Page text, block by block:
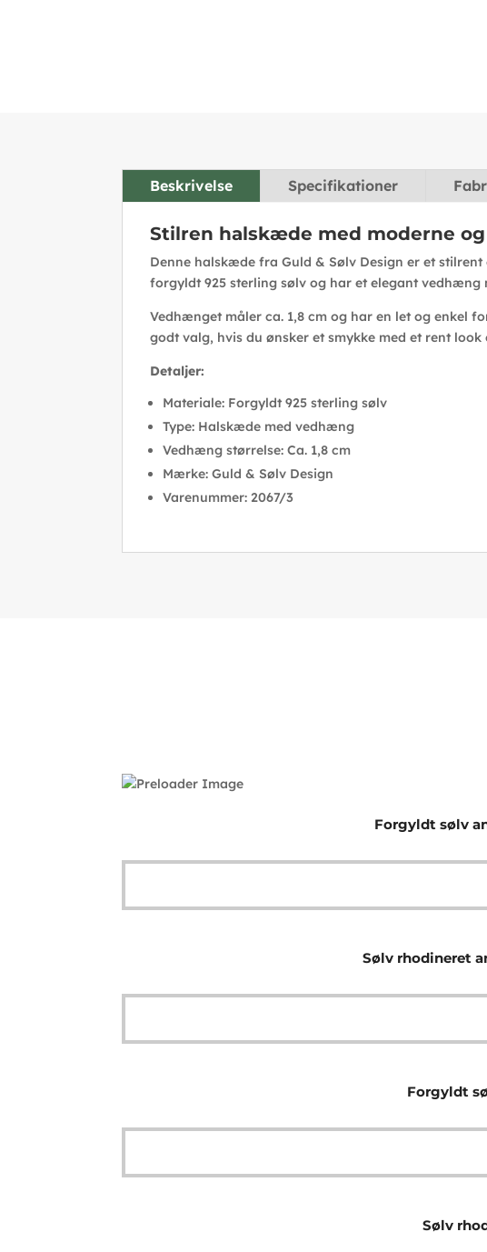
Beskrivelse Specifikationer
Stilren halskæde med moderne
Denne halskæde fra Guld & Sølv Design er et
forgyldt 925 sterling sølv og har et elegant
Vedhænget måler ca. 1,8 cm og har en let og enkel
godt valg, hvis du ønsker et smykke med et rent
Detaljer:
Materiale: Forgyldt 925 sterling sølv
Type: Halskæde med vedhæng
Vedhæng størrelse: Ca. 1,8 cm
Mærke: Guld & Sølv Design
Varenummer: 2067/3
Forgyldt sølv
Sølv rhodineret
Forgyldt
Sølv